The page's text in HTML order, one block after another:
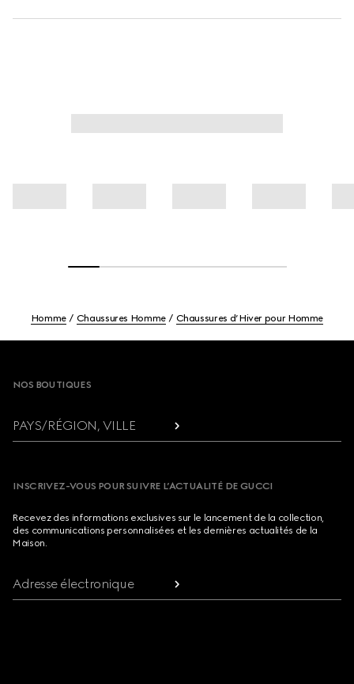
Homme Chaussures Homme Chaussures d’Hiver pour Homme
NOS BOUTIQUES
PAYS/RÉGION, VILLE
INSCRIVEZ-VOUS POUR SUIVRE L’ACTUALITÉ DE GUCCI
Recevez des informations exclusives sur le lancement de la collection,
des communications personnalisées et les dernières actualités de la
Maison.
Adresse électronique